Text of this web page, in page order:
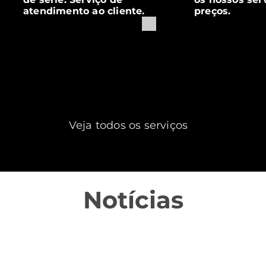
atendimento ao cliente.
preços.
Veja todos os serviços
Notícias